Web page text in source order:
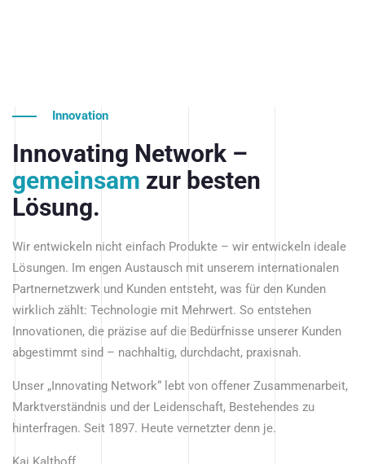
Innovation
Innovating Network –
gemeinsam zur besten
Lösung.
Wir entwickeln nicht einfach Produkte – wir entwickeln ideale
Lösungen. Im engen Austausch mit unserem internationalen
Partnernetzwerk und Kunden entsteht, was für den Kunden
wirklich zählt: Technologie mit Mehrwert. So entstehen
Innovationen, die präzise auf die Bedürfnisse unserer Kunden
abgestimmt sind – nachhaltig, durchdacht, praxisnah.
Unser „Innovating Network“ lebt von offener Zusammenarbeit,
Marktverständnis und der Leidenschaft, Bestehendes zu
hinterfragen. Seit 1897. Heute vernetzter denn je.